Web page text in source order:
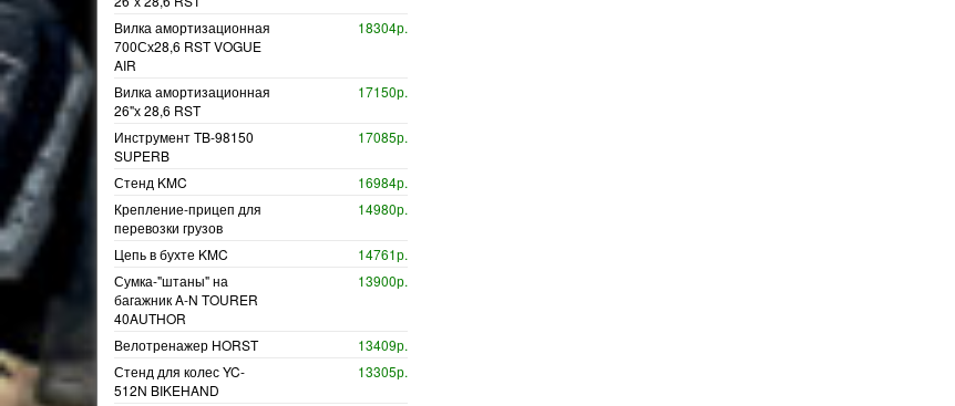
Вилка амортизационная
700Сх28,6 RST VOGUE
AIR
18304р.
Вилка амортизационная
26"х 28,6 RST
17150р.
Инструмент TB-98150
SUPERB
17085р.
Стенд KMC
16984р.
Крепление-прицеп для
перевозки грузов
14980р.
Цепь в бухте KMC
14761р.
Сумка-"штаны" на
багажник A-N TOURER
40AUTHOR
13900р.
Велотренажер HORST
13409р.
Стенд для колес YC-
512N BIKEHAND
13305р.